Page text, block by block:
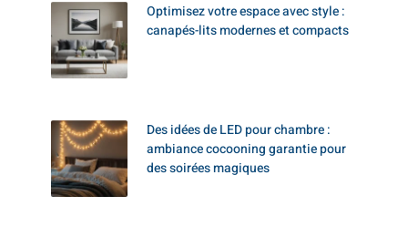
Optimisez votre espace avec style :
canapés-lits modernes et compacts
Des idées de LED pour chambre :
ambiance cocooning garantie pour
des soirées magiques